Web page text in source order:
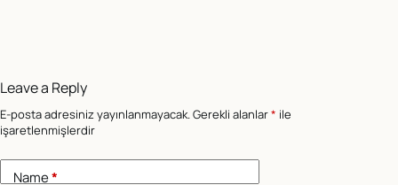
Leave a Reply
E-posta adresiniz yayınlanmayacak.Gerekli alanlar* ile
işaretlenmişlerdir
Name*